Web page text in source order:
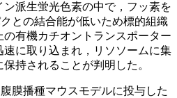
派生蛍光色素の中で，フッ素を
との結合能が低いため標的組織
有機カチオントランスポーター
に取り込まれ，リソソームに集
持されることが判明した。
膜播種マウスモデルに投与した